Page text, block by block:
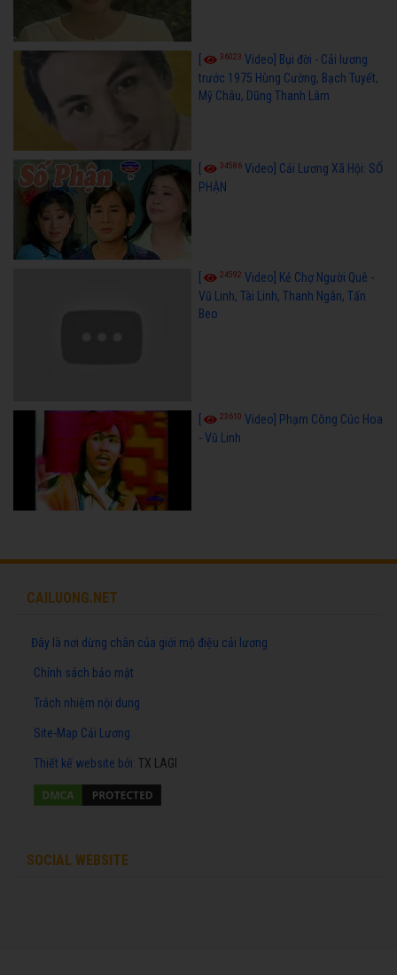
36023 Video] Bụi đời - Cải lương
trước 1975 Hùng Cường, Bạch Tuyết,
Mỹ Châu, Dũng Thanh Lâm
34586 Video] Cải Lương Xã Hội: SỐ
PHẬN
24592 Video] Kẻ Chợ Người Quê -
Vũ Linh, Tài Linh, Thanh Ngân, Tấn
Beo
23610 Video] Phạm Công Cúc Hoa
- Vũ Linh
CAILUONG.NET
Đây là nơi dừng chân của giới mộ điệu cải lương
Chính sách bảo mật
Trách nhiệm nội dung
Site-Map Cải Lương
Thiết kế website bởi: TX LAGI
SOCIAL WEBSITE